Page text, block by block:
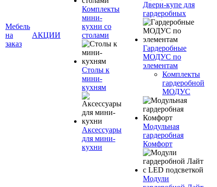
Мебель
на
заказ
АКЦИИ
Комплекты
мини-
кухни со
столами
Столы к
мини-
кухням
Аксессуары
для мини-
кухни
Двери-купе для
гардеробных
Гардеробные
МОДУС по
элементам
Комплекты
гардеробной
МОДУС
Модульная
гардеробная
Комфорт
Модули